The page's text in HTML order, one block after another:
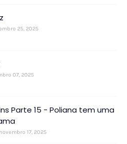
25, 2025
07, 2025
Parte 15 - Poliana tem uma
17, 2025